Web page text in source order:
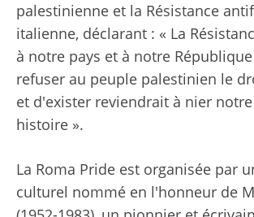
palestinienne et la Résistance
italienne, déclarant : « La
à notre pays et à notre
refuser au peuple palestinien le
et d'exister reviendrait à nier
histoire ».
La Roma Pride est organisée par
culturel nommé en l'honneur de